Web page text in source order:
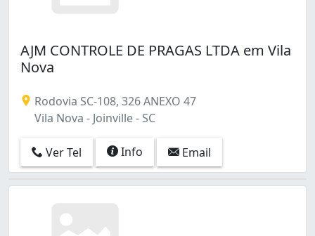
AJM CONTROLE DE PRAGAS LTDA em Vila
Nova
Rodovia SC-108, 326 ANEXO 47
Vila Nova - Joinville - SC
Ver Tel Info Email